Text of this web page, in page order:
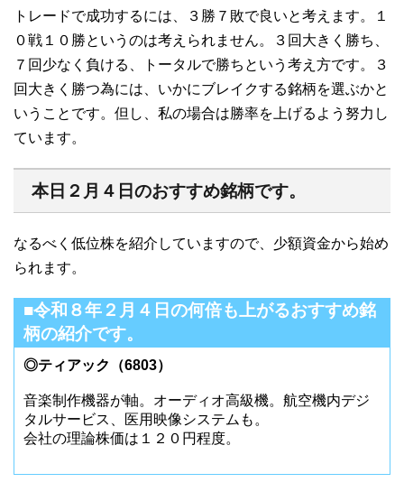
トレードで成功するには、３勝７敗で良いと考えます。１
０戦１０勝というのは考えられません。３回大きく勝ち、
７回少なく負ける、トータルで勝ちという考え方です。３
回大きく勝つ為には、いかにブレイクする銘柄を選ぶかと
いうことです。但し、私の場合は勝率を上げるよう努力し
ています。
本日２月４日のおすすめ銘柄です。
なるべく低位株を紹介していますので、少額資金から始め
られます。
■令和８年２月４日の何倍も上がるおすすめ銘
柄の紹介です。
◎ティアック（6803）
音楽制作機器が軸。オーディオ高級機。航空機内デジ
タルサービス、医用映像システムも。
会社の理論株価は１２０円程度。